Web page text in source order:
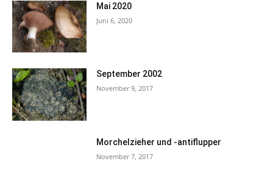
Mai 2020
Juni 6, 2020
September 2002
November 9, 2017
Morchelzieher und -antiflupper
November 7, 2017